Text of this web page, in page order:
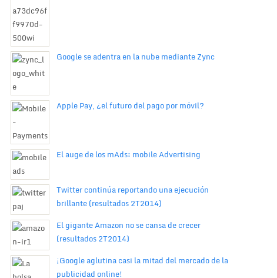
Google se adentra en la nube mediante Zync
Apple Pay, ¿el futuro del pago por móvil?
El auge de los mAds: mobile Advertising
Twitter continúa reportando una ejecución
brillante (resultados 2T2014)
El gigante Amazon no se cansa de crecer
(resultados 2T2014)
¡Google aglutina casi la mitad del mercado de la
publicidad online!